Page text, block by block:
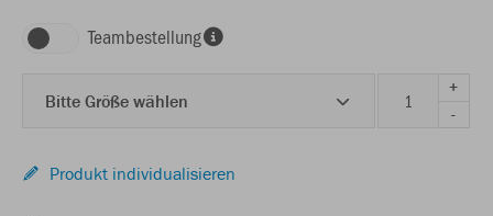
Teambestellung
Bitte Größe wählen
+
-
Produkt individualisieren